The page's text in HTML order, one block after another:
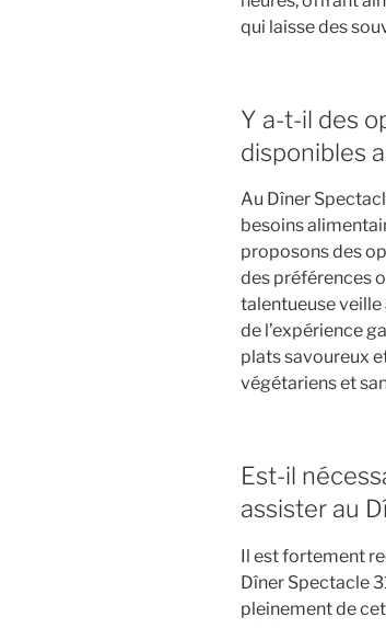
qui laisse des
Y a-t-il des
disponibles
Au Dîner
besoins
proposons des
des préférences
talentueuse
de l’expérience
plats savoureux
végétariens et
Est-il
assister au
Il est fortement
Dîner Spectacle
pleinement de